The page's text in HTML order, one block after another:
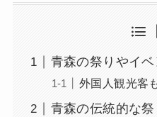
青森の祭りやイベ
外国人観光客
青森の伝統的な